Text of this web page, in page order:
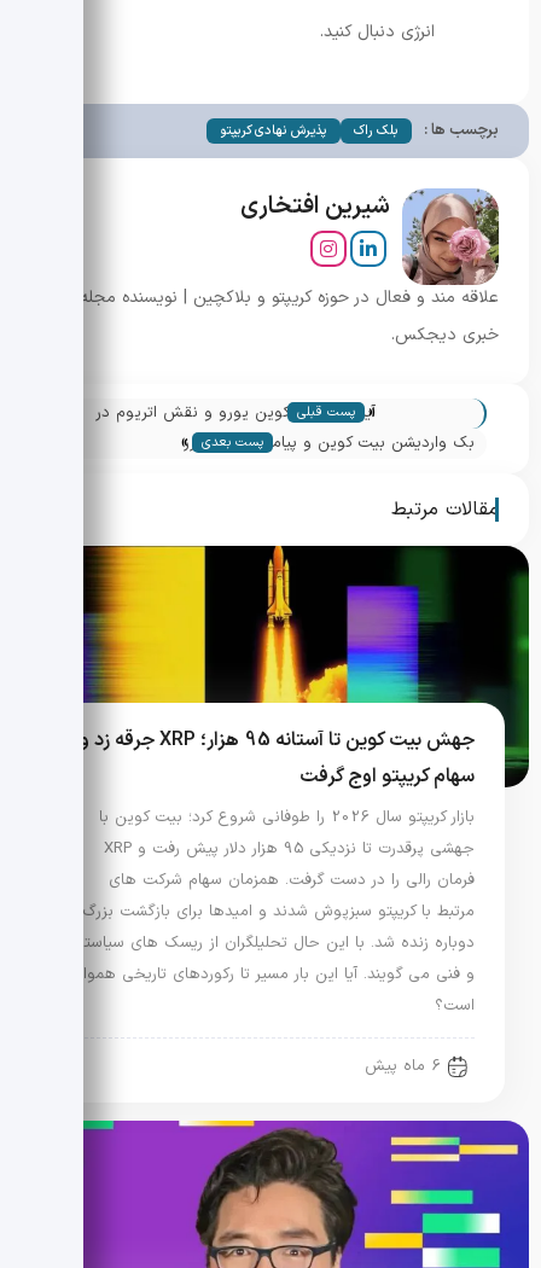
انرژی دنبال کنید.
برچسب ها : بلک راک پذیرش نهادی کریپتو
شیرین افتخاری
علاقه مند و فعال در حوزه کریپتو و بلاکچین | نویسنده مجله
خبری دیجکس.
« پست قبلی
آینده استیبل کوین یورو و نقش اتریوم در
بازگشت بازار کریپتو
بک واردیشن بیت کوین و پیامدهای فیوچرز
پست بعدی »
مقالات مرتبط
جهش بیت کوین تا آستانه 95 هزار؛ XRP جرقه زد و
سهام کریپتو اوج گرفت
بازار کریپتو سال 2026 را طوفانی شروع کرد؛ بیت کوین با
جهشی پرقدرت تا نزدیکی 95 هزار دلار پیش رفت و XRP
فرمان رالی را در دست گرفت. همزمان سهام شرکت های
مرتبط با کریپتو سبزپوش شدند و امیدها برای بازگشت بزرگ
دوباره زنده شد. با این حال تحلیلگران از ریسک های سیاستی
و فنی می گویند. آیا این بار مسیر تا رکوردهای تاریخی هموار
است؟
6 ماه پیش